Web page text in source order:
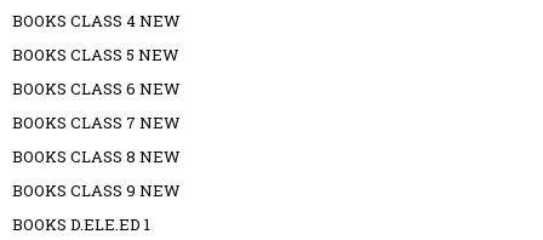
BOOKS CLASS 4 NEW
BOOKS CLASS 5 NEW
BOOKS CLASS 6 NEW
BOOKS CLASS 7 NEW
BOOKS CLASS 8 NEW
BOOKS CLASS 9 NEW
BOOKS D.ELE.ED 1